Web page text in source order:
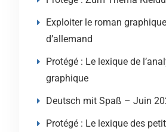
Exploiter le roman
d’allemand
Protégé : Le lexique de
graphique
Deutsch mit Spaß – Juin
Protégé : Le lexique des